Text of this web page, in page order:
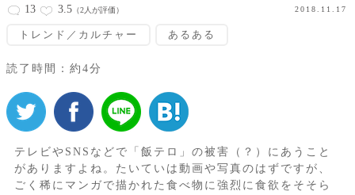
13 3.5 （2人が評価） 2018.11.17
トレンド／カルチャー あるある
読了時間：約4分
テレビやSNSなどで「飯テロ」の被害（？）にあうこと
がありますよね。たいていは動画や写真のはずですが、
ごく稀にマンガで描かれた食べ物に強烈に食欲をそそら